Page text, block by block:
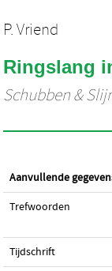
P. Vriend
Ringslang
Schubben &
Aanvullende
Trefwoorden
Tijdschrift